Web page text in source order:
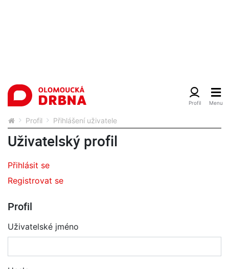
Profil Přihlášení uživatele
Uživatelský profil
Přihlásit se
Registrovat se
Profil
Uživatelské jméno